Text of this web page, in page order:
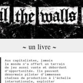
~ un livre ~